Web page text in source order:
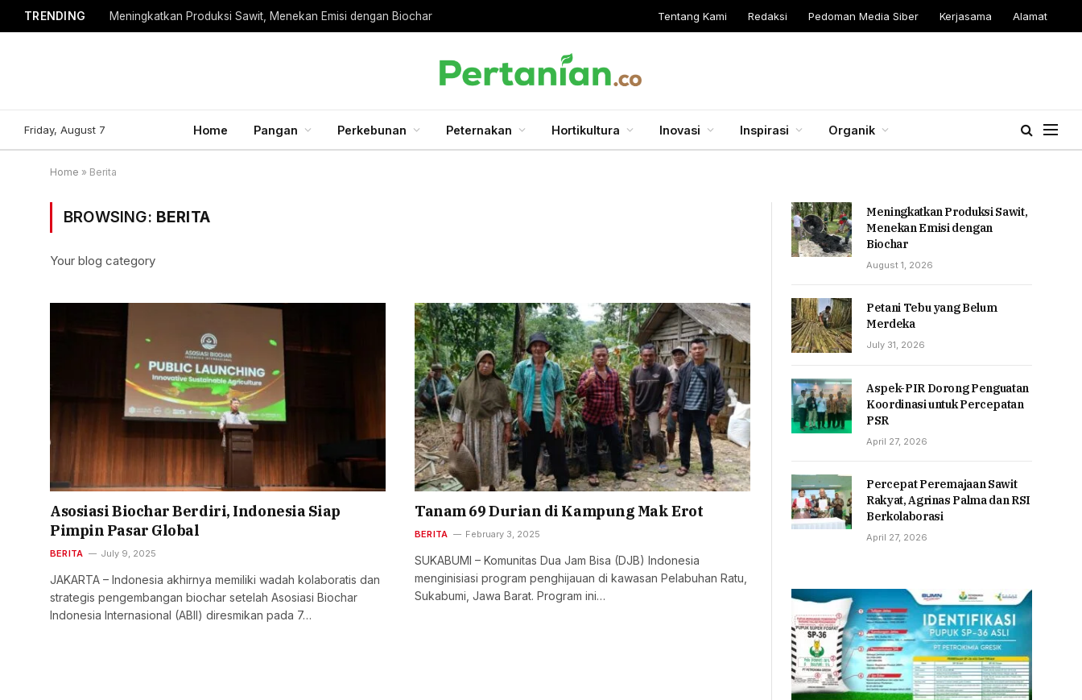
TRENDING Meningkatkan Produksi Sawit, Menekan Emisi dengan Biochar Tentang Kami Redaksi Pedoman Media Siber Kerjasama Alamat
Friday, August 7 Home Pangan Perkebunan Peternakan Hortikultura Inovasi Inspirasi Organik
Home » Berita
BROWSING: BERITA
Your blog category
Asosiasi Biochar Berdiri, Indonesia Siap
Pimpin Pasar Global
BERITA July 9, 2025
JAKARTA – Indonesia akhirnya memiliki wadah kolaboratis dan
strategis pengembangan biochar setelah Asosiasi Biochar
Indonesia Internasional (ABII) diresmikan pada 7…
Tanam 69 Durian di Kampung Mak Erot
BERITA February 3, 2025
SUKABUMI – Komunitas Dua Jam Bisa (DJB) Indonesia
menginisiasi program penghijauan di kawasan Pelabuhan Ratu,
Sukabumi, Jawa Barat. Program ini…
Meningkatkan Produksi Sawit,
Menekan Emisi dengan
Biochar
August 1, 2026
Petani Tebu yang Belum
Merdeka
July 31, 2026
Aspek-PIR Dorong Penguatan
Koordinasi untuk Percepatan
PSR
April 27, 2026
Percepat Peremajaan Sawit
Rakyat, Agrinas Palma dan RSI
Berkolaborasi
April 27, 2026